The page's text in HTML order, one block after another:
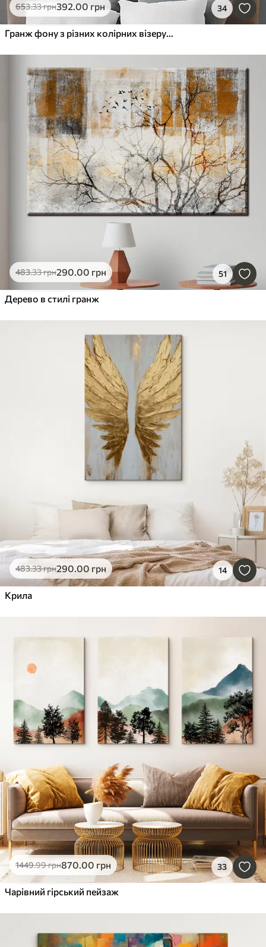
653.33грн392.00 грн 34
Гранж фону з різних колірних візерунків
483.33грн290.00 грн 51
Дерево в стилі гранж
483.33грн290.00 грн 14
Крила
1449.99грн870.00 грн 33
Чарівний гірський пейзаж